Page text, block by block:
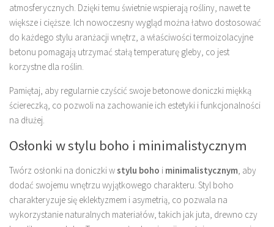
atmosferycznych. Dzięki temu świetnie wspierają rośliny, nawet te
większe i cięższe. Ich nowoczesny wygląd można łatwo dostosować
do każdego stylu aranżacji wnętrz, a właściwości termoizolacyjne
betonu pomagają utrzymać stałą temperaturę gleby, co jest
korzystne dla roślin.
Pamiętaj, aby regularnie czyścić swoje betonowe doniczki miękką
ściereczką, co pozwoli na zachowanie ich estetyki i funkcjonalności
na dłużej.
Osłonki w stylu boho i minimalistycznym
Twórz osłonki na doniczki wstylu boho i minimalistycznym, aby
dodać swojemu wnętrzu wyjątkowego charakteru. Styl boho
charakteryzuje się eklektyzmem i asymetrią, co pozwala na
wykorzystanie naturalnych materiałów, takich jak juta, drewno czy